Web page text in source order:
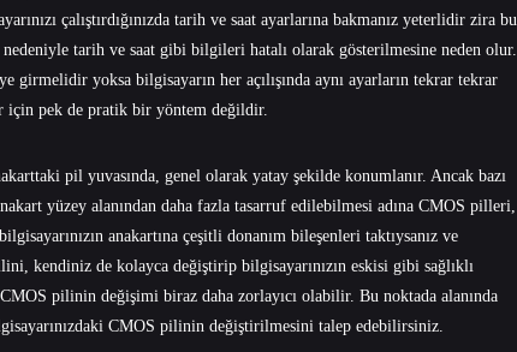
çalıştırdığınızda tarih ve saat ayarlarına bakmanız yeterlidir zira bu
tarih ve saat gibi bilgileri hatalı olarak gösterilmesine neden olur.
yoksa bilgisayarın her açılışında aynı ayarların tekrar tekrar
için pek de pratik bir yöntem değildir.
pil yuvasında, genel olarak yatay şekilde konumlanır. Ancak bazı
yüzey alanından daha fazla tasarruf edilebilmesi adına CMOS pilleri,
anakartına çeşitli donanım bileşenleri taktıysanız ve
kendiniz de kolayca değiştirip bilgisayarınızın eskisi gibi sağlıklı
pilinin değişimi biraz daha zorlayıcı olabilir. Bu noktada alanında
CMOS pilinin değiştirilmesini talep edebilirsiniz.